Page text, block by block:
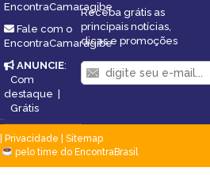
EncontraCamaragibe
Fale com o
EncontraCamaragibe
ANUNCIE:
Com
destaque
Grátis
Receba grátis as
principais notícias,
dicas e promoções
Privacidade
Sitemap
pelo time do EncontraBrasil